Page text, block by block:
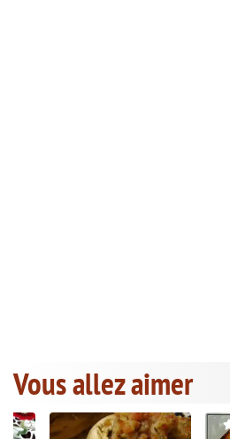
Vous allez aimer